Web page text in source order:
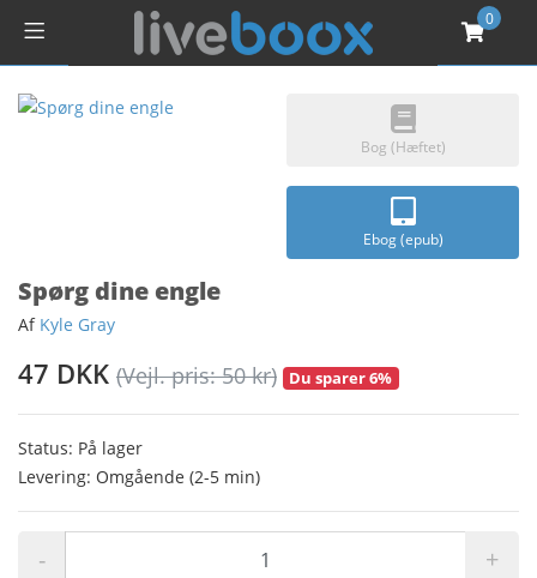
0
Bog (Hæftet)
Ebog (epub)
Spørg dine engle
Af Kyle Gray
47 DKK (Vejl. pris: 50 kr) Du sparer 6%
Status: På lager
Levering: Omgående (2-5 min)
- +